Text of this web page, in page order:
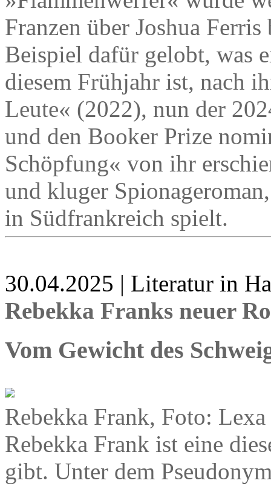
Franzen über Joshua
Beispiel dafür gelobt, was
diesem Frühjahr ist, nach
Leute« (2022), nun der
und den Booker Prize
Schöpfung« von ihr
und kluger
in Südfrankreich spielt.
30.04.2025 | Literatur in
Rebekka Franks neuer
Vom Gewicht des
Rebekka Frank, Foto: Lexa
Rebekka Frank ist eine
gibt. Unter dem